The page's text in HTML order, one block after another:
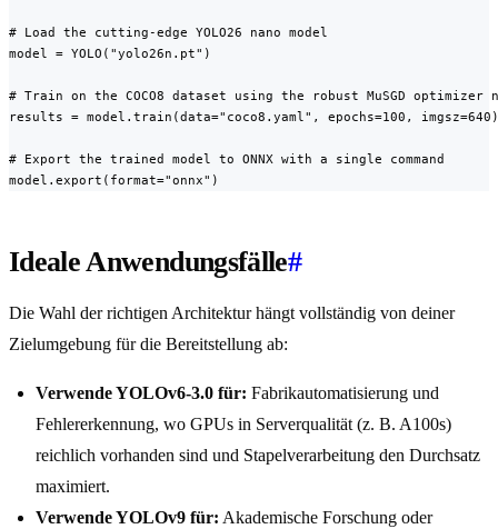
# Load the cutting-edge YOLO26 nano model
model = YOLO("yolo26n.pt")
# Train on the COCO8 dataset using the robust MuSGD optimizer
results = model.train(data="coco8.yaml", epochs=100, imgsz=640)
# Export the trained model to ONNX with a single command
model.export(format="onnx")
Ideale Anwendungsfälle#
Die Wahl der richtigen Architektur hängt vollständig von deiner
Zielumgebung für die Bereitstellung ab:
Verwende YOLOv6-3.0 für: Fabrikautomatisierung und
Fehlererkennung, wo GPUs in Serverqualität (z. B. A100s)
reichlich vorhanden sind und Stapelverarbeitung den Durchsatz
maximiert.
Verwende YOLOv9 für: Akademische Forschung oder